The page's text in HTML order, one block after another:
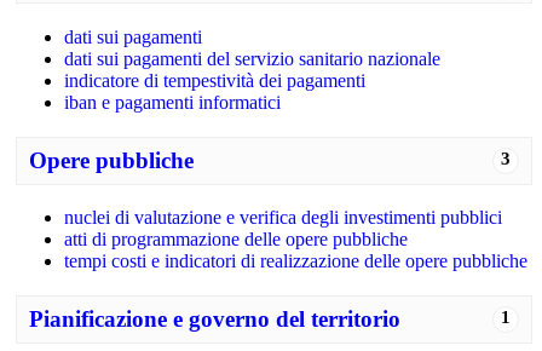
dati sui pagamenti
dati sui pagamenti del servizio sanitario nazionale
indicatore di tempestività dei pagamenti
iban e pagamenti informatici
3
Opere pubbliche
nuclei di valutazione e verifica degli investimenti pubblici
atti di programmazione delle opere pubbliche
tempi costi e indicatori di realizzazione delle opere pubbliche
1
Pianificazione e governo del territorio